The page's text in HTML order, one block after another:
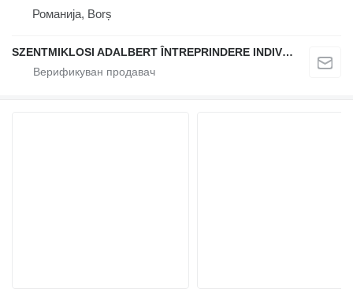
Романија, Borș
SZENTMIKLOSI ADALBERT ÎNTREPRINDERE INDIVIDUALĂ